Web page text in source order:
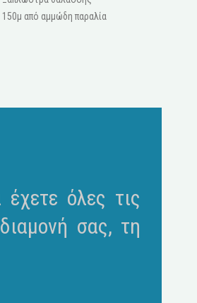
150μ από αμμώδη παραλία
όλες τις
σας, τη